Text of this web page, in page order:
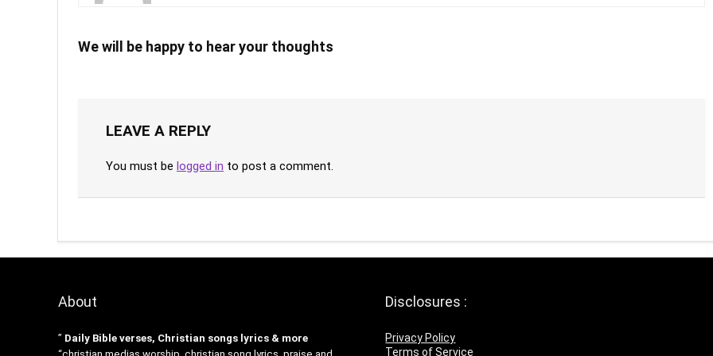
We will be happy to hear your thoughts
LEAVE A REPLY
You must be logged in to post a comment.
About
” Daily Bible verses, Christian songs lyrics & more
Disclosures :
Privacy Policy
Terms of Service